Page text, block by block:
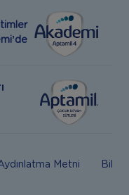
Metni Bilgi